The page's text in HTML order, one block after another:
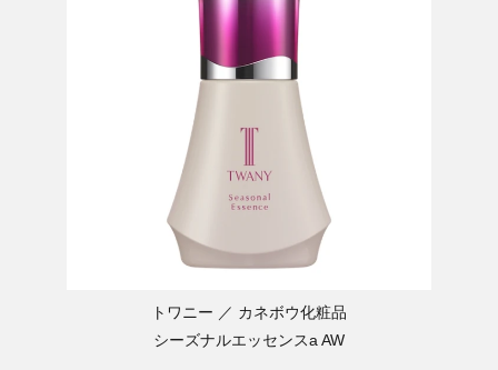
トワニー
カネボウ化粧品
シーズナルエッセンスa AW